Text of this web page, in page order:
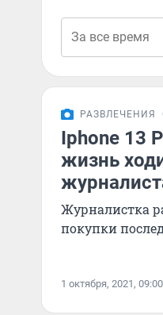
РАЗВЛЕЧЕНИЯ
Iphone 13
жизнь
Журналистка
покупки
1 октября, 2021, 09:00